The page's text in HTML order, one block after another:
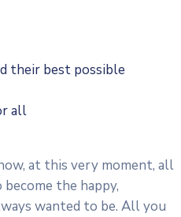
their best possible
all
at this very moment, all
the happy,
wanted to be. All you